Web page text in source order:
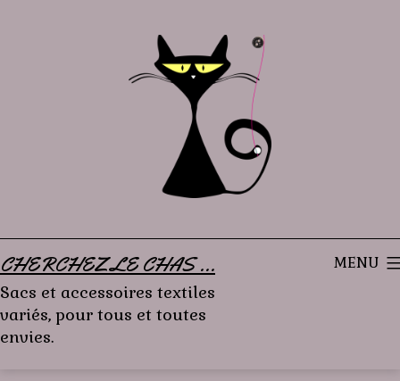
CHERCHEZ LE CHAS ...
Sacs et accessoires textiles
variés, pour tous et toutes
envies.
MENU